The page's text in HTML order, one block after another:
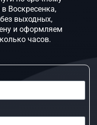
Воскресенка,
выходных,
и оформляем
часов.